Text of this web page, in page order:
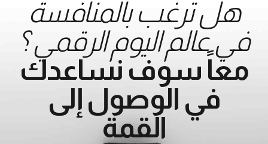
هل ترغب بالمنافسة
في عالم اليوم الرقمي ؟
معاً سوف نساعدك
في الوصول إلى
القمة